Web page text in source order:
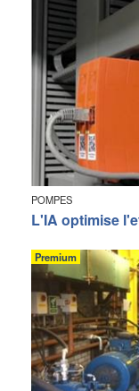
POMPES
L'IA optimise
Premium